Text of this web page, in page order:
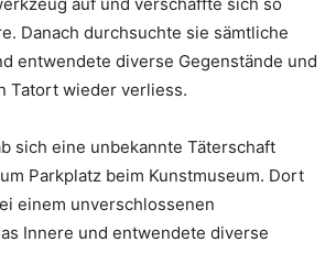
Danach durchsuchte sie sämtliche
entwendete diverse Gegenstände und
Tatort wieder verliess.
sich eine unbekannte Täterschaft
Parkplatz beim Kunstmuseum. Dort
einem unverschlossenen
Innere und entwendete diverse